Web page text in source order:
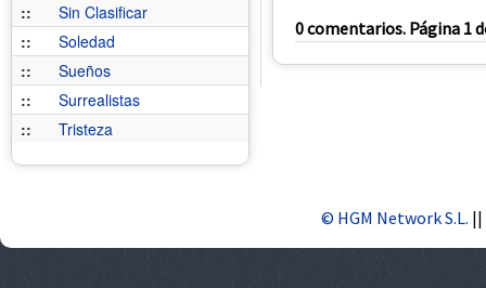
::
Sin Clasificar
::
Soledad
::
Sueños
::
Surrealistas
::
Tristeza
0 comentarios. Página 1
© HGM Network S.L. ||